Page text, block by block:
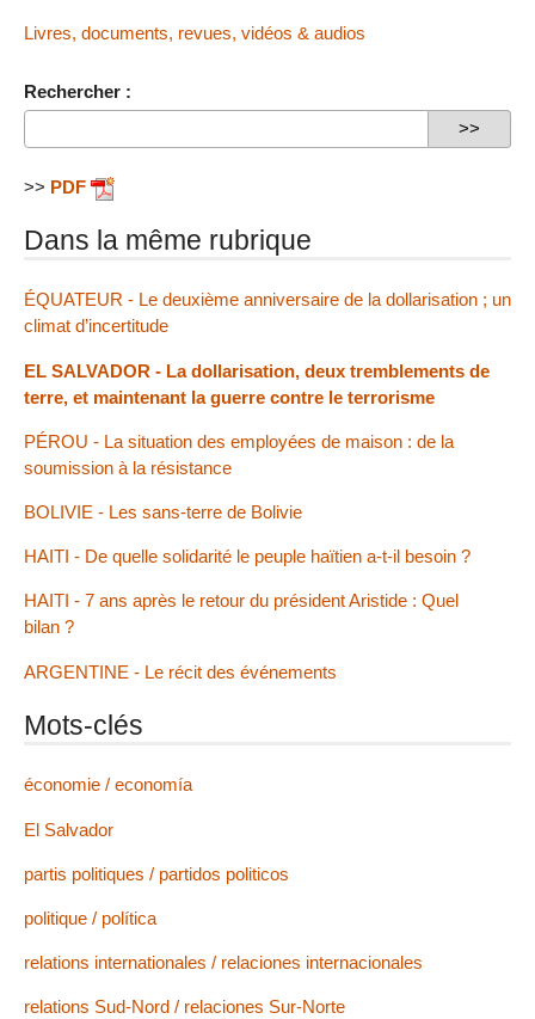
Livres, documents, revues, vidéos & audios
Rechercher :
>> PDF
Dans la même rubrique
ÉQUATEUR - Le deuxième anniversaire de la dollarisation ; un
climat d’incertitude
EL SALVADOR - La dollarisation, deux tremblements de
terre, et maintenant la guerre contre le terrorisme
PÉROU - La situation des employées de maison : de la
soumission à la résistance
BOLIVIE - Les sans-terre de Bolivie
HAITI - De quelle solidarité le peuple haïtien a-t-il besoin ?
HAITI - 7 ans après le retour du président Aristide : Quel
bilan ?
ARGENTINE - Le récit des événements
Mots-clés
économie / economía
El Salvador
partis politiques / partidos politicos
politique / política
relations internationales / relaciones internacionales
relations Sud-Nord / relaciones Sur-Norte